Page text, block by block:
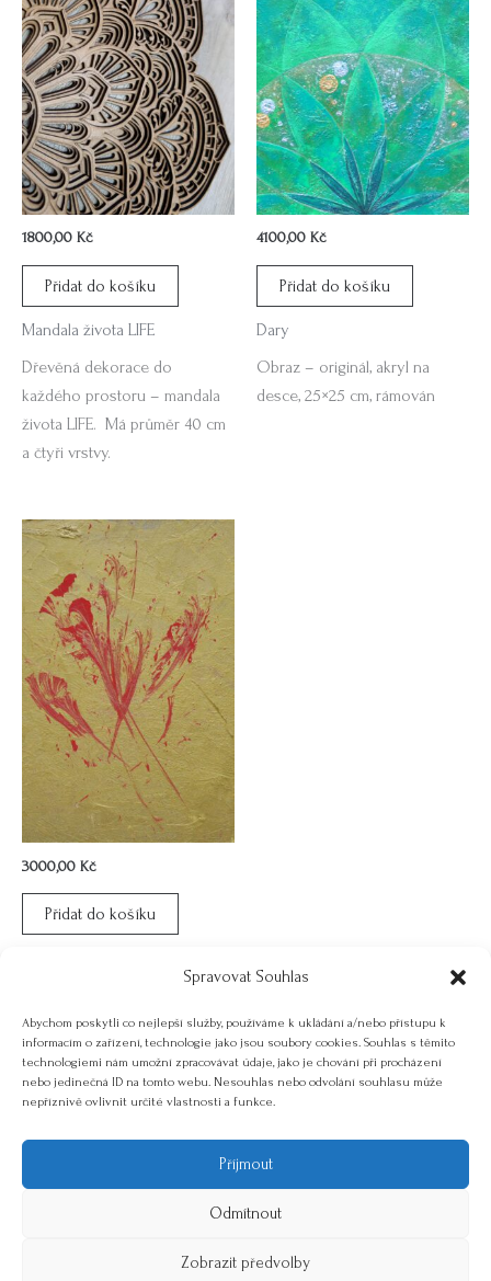
Spravovat Souhlas
Abychom poskytli co nejlepší služby, používáme k ukládání a/nebo přístupu k
informacím o zařízení, technologie jako jsou soubory cookies. Souhlas s těmito
technologiemi nám umožní zpracovávat údaje, jako je chování při procházení
nebo jedinečná ID na tomto webu. Nesouhlas nebo odvolání souhlasu může
nepříznivě ovlivnit určité vlastnosti a funkce.
Příjmout
Odmítnout
Zobrazit předvolby
1800,00 Kč
Přidat do košíku
Mandala života LIFE
Dřevěná dekorace do
každého prostoru – mandala
života LIFE. Má průměr 40 cm
a čtyři vrstvy.
4100,00 Kč
Přidat do košíku
Dary
Obraz – originál, akryl na
desce, 25×25 cm, rámován
3000,00 Kč
Přidat do košíku
desce, 20×20 cm, rámován